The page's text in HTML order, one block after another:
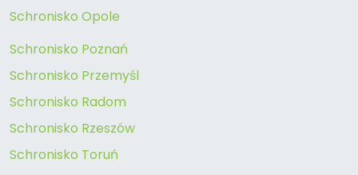
Schronisko Opole
Schronisko Poznań
Schronisko Przemyśl
Schronisko Radom
Schronisko Rzeszów
Schronisko Toruń